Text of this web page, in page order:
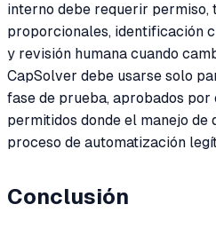
interno debe requerir permiso,
proporcionales, identificación
y revisión humana cuando
CapSolver debe usarse solo
fase de prueba, aprobados
permitidos donde el manejo de
proceso de automatización
Conclusión